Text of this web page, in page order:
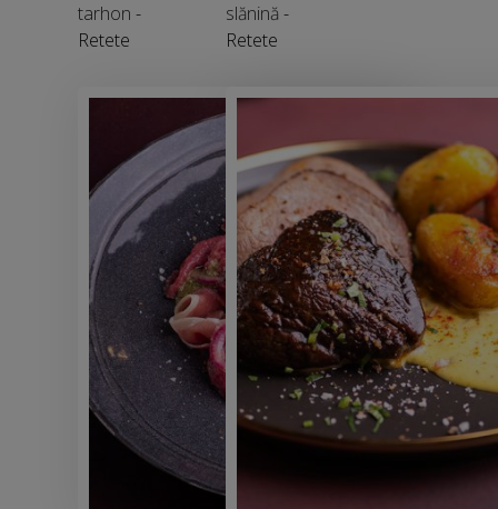
tarhon -
Retete
slănină -
Retete